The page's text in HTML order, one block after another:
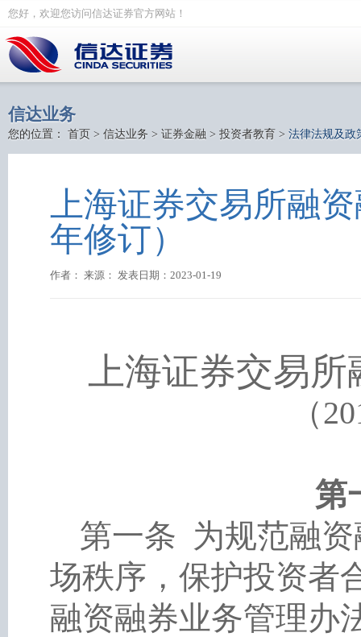
您好，欢迎您访问信达证券官方网站！
信达业务
您的位置： 首页 > 信达业务 > 证券金融 > 投资者教育 > 法律法规及政
上海证券交易所融
年修订）
作者： 来源： 发表日期：2023-01-19
上海证券交易
（
第
第一条 为规范融
场秩序，保护投资者
融资融券业务管理办